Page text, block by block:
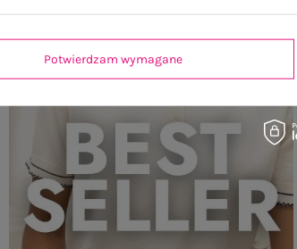
Potwierdzam wymagane